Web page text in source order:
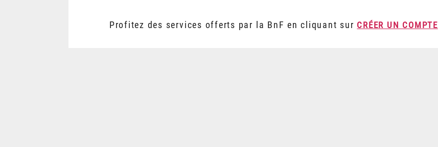
Profitez des services offerts par la BnF en cliquant sur CRÉER UN COMPTE